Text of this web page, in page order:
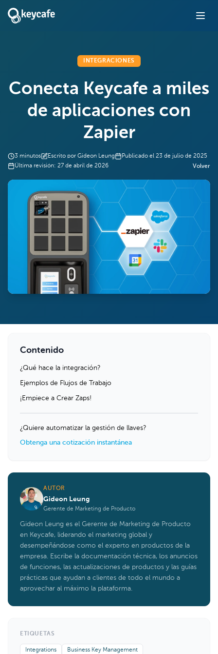
INTEGRACIONES
Conecta Keycafe a miles
de aplicaciones con
Zapier
3 minutos Escrito por Gideon Leung Publicado el 23 de julio de 2025
Última revisión: 27 de abril de 2026 Volver
Contenido
¿Qué hace la integración?
Ejemplos de Flujos de Trabajo
¡Empiece a Crear Zaps!
¿Quiere automatizar la gestión de llaves?
Obtenga una cotización instantánea
AUTOR
Gideon Leung
Gerente de Marketing de Producto
Gideon Leung es el Gerente de Marketing de Producto
en Keycafe, liderando el marketing global y
desempeñándose como el experto en productos de la
empresa. Escribe la documentación técnica, los anuncios
de funciones, las actualizaciones de productos y las guías
prácticas que ayudan a clientes de todo el mundo a
aprovechar al máximo la plataforma.
ETIQUETAS
Integrations Business Key Management